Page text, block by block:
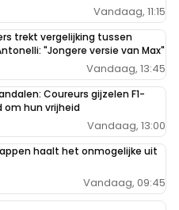
Vandaag, 11:15
trekt vergelijking tussen
"Jongere versie van Max"
Vandaag, 13:45
Coureurs gijzelen F1-
om hun vrijheid
Vandaag, 13:00
haalt het onmogelijke uit
Vandaag, 09:45